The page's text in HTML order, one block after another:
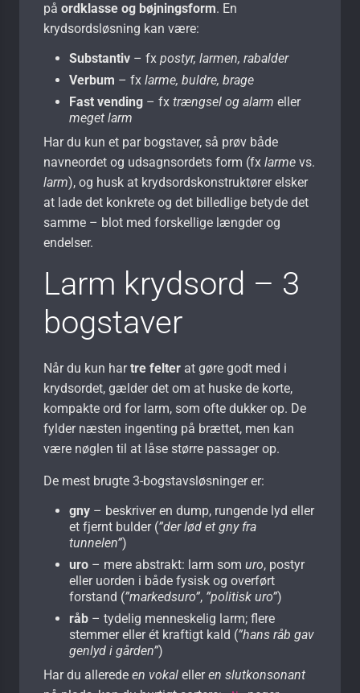
på ordklasse og bøjningsform. En
krydsordsløsning kan være:
Substantiv – fx postyr, larmen, rabalder
Verbum – fx larme, buldre, brage
Fast vending – fx trængsel og alarm eller
meget larm
Har du kun et par bogstaver, så prøv både
navneordet og udsagnsordets form (fx larme vs.
larm), og husk at krydsordskonstruktører elsker
at lade det konkrete og det billedlige betyde det
samme – blot med forskellige længder og
endelser.
Larm krydsord – 3
bogstaver
Når du kun hartre felter at gøre godt med i
krydsordet, gælder det om at huske de korte,
kompakte ord for larm, som ofte dukker op. De
fylder næsten ingenting på brættet, men kan
være nøglen til at låse større passager op.
De mest brugte 3-bogstavsløsninger er:
gny – beskriver en dump, rungende lyd eller
et fjernt bulder (”der lød et gny fra
tunnelen”)
uro – mere abstrakt: larm som uro, postyr
eller uorden i både fysisk og overført
forstand (”markedsuro”, ”politisk uro”)
råb – tydelig menneskelig larm; flere
stemmer eller ét kraftigt kald (”hans råb gav
genlyd i gården”)
Har du allerede en vokal elleren slutkonsonant